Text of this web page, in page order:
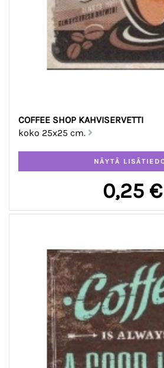
COFFEE SHOP KAHVISERVETTI
koko 25x25 cm.
0,25 €